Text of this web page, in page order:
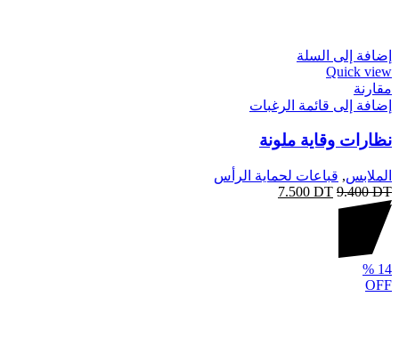
إضافة إلى السلة
Quick view
مقارنة
إضافة إلى قائمة الرغبات
نظارات وقاية ملونة
الملابس, قباعات لحماية الرأس
9.400DT
7.500 DT
14
%
OFF